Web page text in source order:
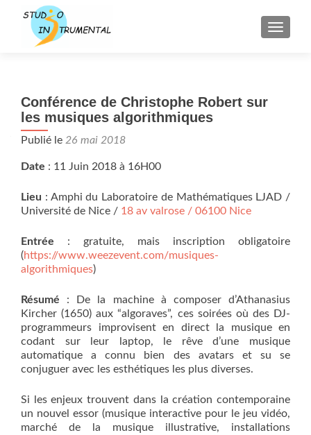
Conférence de Christophe Robert sur
les musiques algorithmiques
Publié le 26 mai 2018
Date : 11 Juin 2018 à 16H00
Lieu : Amphi du Laboratoire de Mathématiques LJAD /
Université de Nice / 18 av valrose / 06100 Nice
Entrée : gratuite, mais inscription obligatoire
(https://www.weezevent.com/musiques-
algorithmiques)
Résumé : De la machine à composer d’Athanasius
Kircher (1650) aux “algoraves”, ces soirées où des DJ-
programmeurs improvisent en direct la musique en
codant sur leur laptop, le rêve d’une musique
automatique a connu bien des avatars et su se
conjuguer avec les esthétiques les plus diverses.
Si les enjeux trouvent dans la création contemporaine
un nouvel essor (musique interactive pour le jeu vidéo,
marché de la musique illustrative, installations